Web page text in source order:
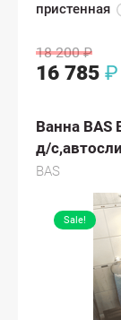
пристенная
18 200 ₽
16 785 ₽
Ванна BAS
д/
BAS
Sale!